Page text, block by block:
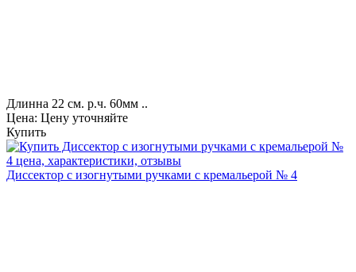
Длинна 22 см. р.ч. 60мм ..
Цена: Цену уточняйте
Купить
Диссектор с изогнутыми ручками с кремальерой № 4